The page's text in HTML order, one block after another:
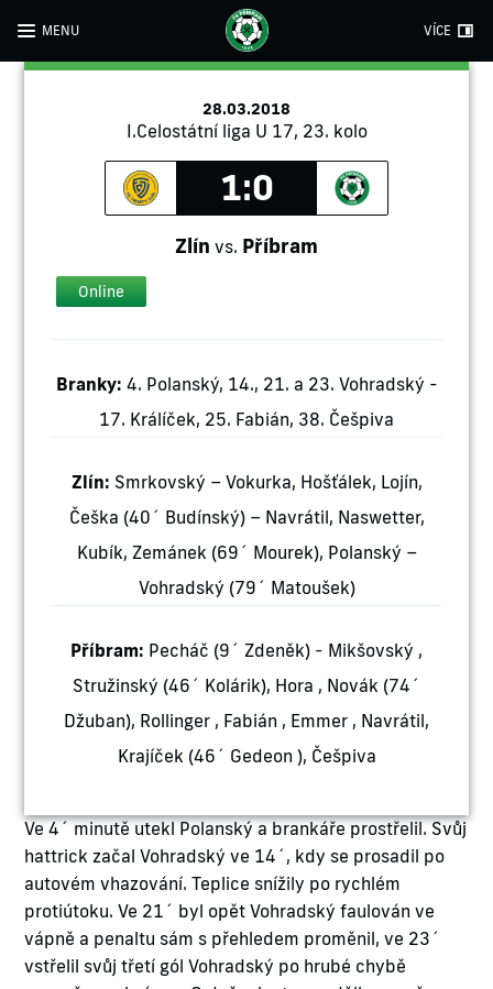
MENU VÍCE
28.03.2018
I.Celostátní liga U 17, 23. kolo
1:0
Zlín vs. Příbram
Online
Branky: 4. Polanský, 14., 21. a 23. Vohradský -
17. Králíček, 25. Fabián, 38. Češpiva
Zlín: Smrkovský – Vokurka, Hošťálek, Lojín,
Češka (40´ Budínský) – Navrátil, Naswetter,
Kubík, Zemánek (69´ Mourek), Polanský –
Vohradský (79´ Matoušek)
Příbram: Pecháč (9´ Zdeněk) - Mikšovský ,
Stružinský (46´ Kolárik), Hora , Novák (74´
Džuban), Rollinger , Fabián , Emmer , Navrátil,
Krajíček (46´ Gedeon ), Češpiva
Ve 4´ minutě utekl Polanský a brankáře prostřelil. Svůj
hattrick začal Vohradský ve 14´, kdy se prosadil po
autovém vhazování. Teplice snížily po rychlém
protiútoku. Ve 21´ byl opět Vohradský faulován ve
vápně a penaltu sám s přehledem proměnil, ve 23´
vstřelil svůj třetí gól Vohradský po hrubé chybě